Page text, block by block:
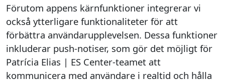
Förutom appens kärnfunktioner integrerar vi
också ytterligare funktionaliteter för att
förbättra användarupplevelsen. Dessa funktioner
inkluderar push-notiser, som gör det möjligt för
Patrícia Elias | ES Center-teamet att
kommunicera med användare i realtid och hålla